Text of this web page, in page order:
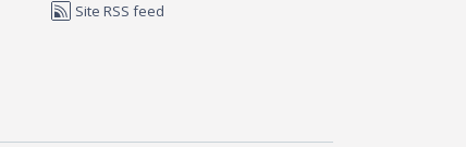
Site RSS feed